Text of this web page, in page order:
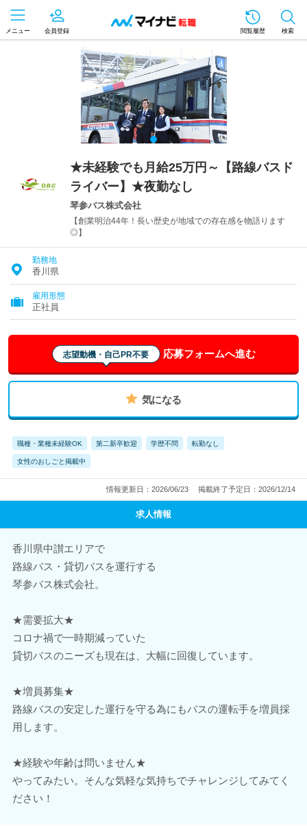
メニュー 会員登録 閲覧履歴 検索
★未経験でも月給25万円～【路線バスド
ライバー】★夜勤なし
琴参バス株式会社
【創業明治44年！長い歴史が地域での存在感を物語ります
◎】
勤務地
香川県
雇用形態
正社員
志望動機・自己PR不要 応募フォームへ進む
気になる
職種・業種未経験OK 第二新卒歓迎 学歴不問 転勤なし
女性のおしごと掲載中
情報更新日：2026/06/23 掲載終了予定日：2026/12/14
求人情報
香川県中讃エリアで
路線バス・貸切バスを運行する
琴参バス株式会社。
★需要拡大★
コロナ禍で一時期減っていた
貸切バスのニーズも現在は、大幅に回復しています。
★増員募集★
路線バスの安定した運行を守る為にもバスの運転手を増員採
用します。
★経験や年齢は問いません★
やってみたい。そんな気軽な気持ちでチャレンジしてみてく
ださい！